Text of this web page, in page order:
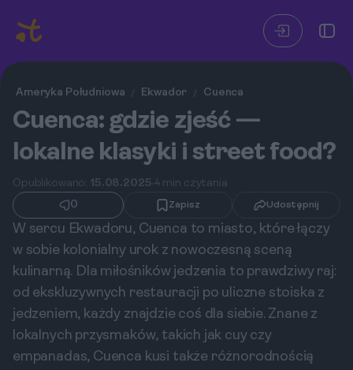
Ameryka Południowa / Ekwador / Cuenca
Cuenca: gdzie zjeść —
lokalne klasyki i street food?
Opublikowano: 15.08.2025 4 min czytania
0
Zapisz Udostępnij
W sercu Ekwadoru, Cuenca to miasto, które łączy
w sobie kolonialny urok z nowoczesną sceną
kulinarną. Dla miłośników jedzenia to prawdziwy raj:
od ekskluzywnych restauracji po uliczne stoiska z
jedzeniem, każdy znajdzie coś dla siebie. Znane z
lokalnych przysmaków, takich jak cuy czy
empanadas, Cuenca kusi także różnorodnością